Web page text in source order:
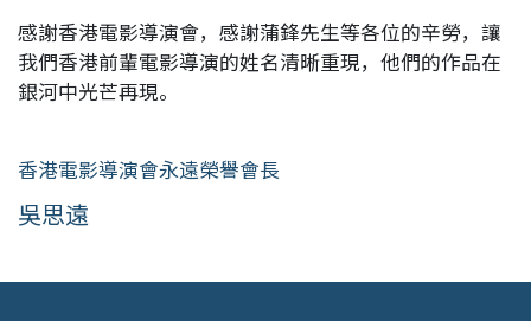
感謝香港電影導演會，感謝蒲鋒先生等各位的辛勞，讓
我們香港前輩電影導演的姓名清晰重現，他們的作品在
銀河中光芒再現。
香港電影導演會永遠榮譽會長
吳思遠